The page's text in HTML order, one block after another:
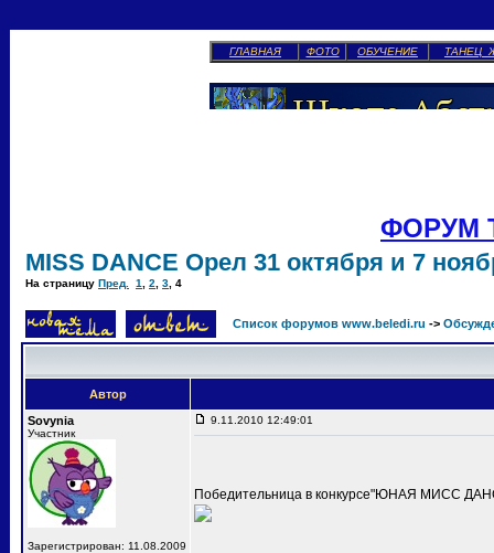
ГЛАВНАЯ ФОТО ОБУЧЕНИЕ ТАНЕЦ
ФОРУМ
MISS DANCE Орел 31 октября и 7
На страницу Пред. 1 2 3 4
Список форумов www.beledi.ru ->
Автор
Sovynia
Участник
Зарегистрирован: 11.08.2009
9.11.2010 12:49:01
Победительница в конкурсе"ЮНАЯ МИСС